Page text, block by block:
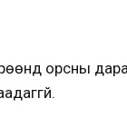
орсны